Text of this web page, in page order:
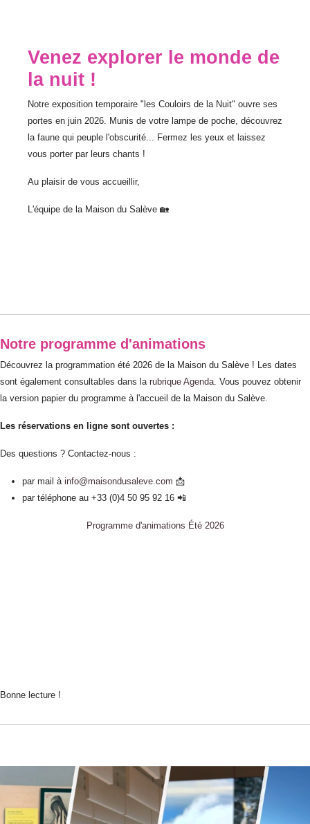
Venez explorer le monde de
la nuit !
Notre exposition temporaire "les Couloirs de la Nuit" ouvre ses
portes en juin 2026. Munis de votre lampe de poche, découvrez
la faune qui peuple l'obscurité... Fermez les yeux et laissez
vous porter par leurs chants !
Au plaisir de vous accueillir,
L'équipe de la Maison du Salève 🏡
Notre programme d'animations
Découvrez la programmation été 2026 de la Maison du Salève ! Les dates
sont également consultables dans la rubrique Agenda . Vous pouvez obtenir
la version papier du programme à l'accueil de la Maison du Salève.
Les réservations en ligne sont ouvertes :
Des questions ? Contactez-nous :
par mail à info@maisondusaleve.com 📩
par téléphone au +33 (0)4 50 95 92 16 📲​
Programme d'animations Été 2026
Bonne lecture !